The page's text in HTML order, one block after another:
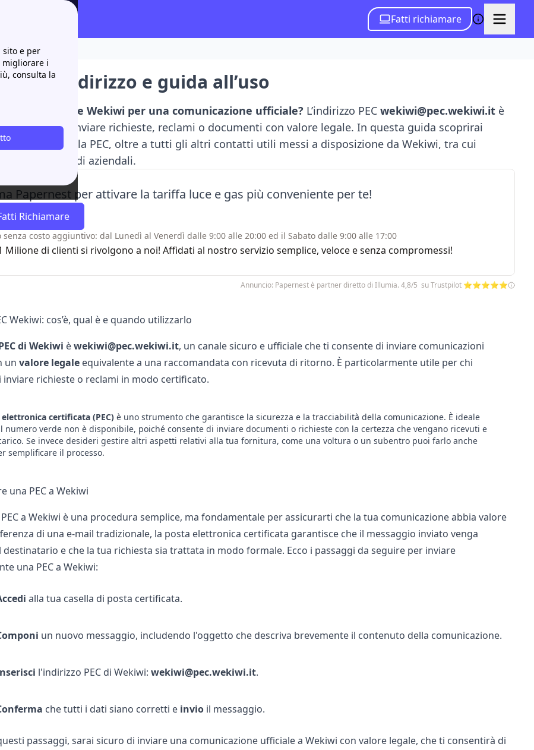
sito e per
migliorare i
consulta la
Fatti richiamare
indirizzo e guida all’uso
di contattare Wekiwi per una comunicazione ufficiale? L’indirizzo PEC wekiwi@pec.wekiwi.itè
giusto per inviare richieste, reclami o documenti con valore legale. In questa guida scoprirai
come utilizzare la PEC, oltre a tutti gli altri contatti utili messi a disposizione da Wekiwi, tra cui
email e sedi aziendali.
Papernest per attivare la tariffa luce e gas più conveniente per te!
Richiamare
senza costo aggiuntivo: dal Lunedì al Venerdì dalle 9:00 alle 20:00 ed il Sabato dalle 9:00 alle 17:00
Milione di clienti si rivolgono a noi! Affidati al nostro servizio semplice, veloce e senza compromessi!
Annuncio: Papernest è partner diretto di Illumia. 4,8/5 su Trustpilot ⭐⭐⭐⭐⭐
Wekiwi: cos’è, qual è e quando utilizzarlo
di Wekiwi èwekiwi@pec.wekiwi.it, un canale sicuro e ufficiale che ti consente di inviare comunicazioni
un valore legaleequivalente a una raccomandata con ricevuta di ritorno. È particolarmente utile per chi
inviare richieste o reclami in modo certificato.
certificata (PEC)è uno strumento che garantisce la sicurezza e la tracciabilità della comunicazione. È ideale
numero verde non è disponibile, poiché consente di inviare documenti o richieste con la certezza che vengano ricevuti e
Se invece desideri gestire altri aspetti relativi alla tua fornitura, come una voltura o un subentropuoi farlo anche
semplificare il processo.
una PEC a Wekiwi
a Wekiwi è una procedura semplice, ma fondamentale per assicurarti che la tua comunicazione abbia valore
di una e-mail tradizionale, la posta elettronica certificata garantisce che il messaggio inviato venga
destinatario e che la tua richiesta sia trattata in modo formale. Ecco i passaggi da seguire per inviare
una PEC a Wekiwi:
alla tua casella di posta certificata.
un nuovo messaggio, includendo l'oggetto che descriva brevemente il contenuto della comunicazione.
l'indirizzo PEC di Wekiwi: wekiwi@pec.wekiwi.it.
che tutti i dati siano corretti e invioil messaggio.
passaggi, sarai sicuro di inviare una comunicazione ufficiale a Wekiwi con valore legale, che ti consentirà di